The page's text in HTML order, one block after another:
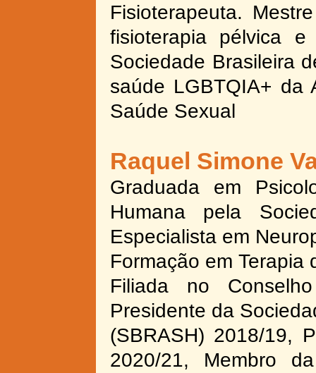
Fisioterapeuta.
fisioterapia pélvica
Sociedade Brasileira
saúde LGBTQIA+ da
Saúde Sexual
Raquel Simone
Graduada em
Humana pela
Especialista em
Formação em Terapia
Filiada no
Presidente da
(SBRASH) 2018/19,
2020/21, Membro